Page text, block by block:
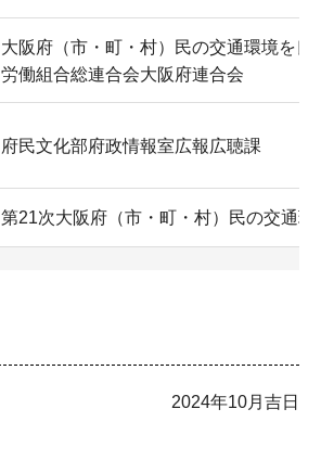
大阪府（市・町・村）民の交通環境を
労働組合総連合会大阪府連合会
府民文化部府政情報室広報広聴課
第21次大阪府（市・町・村）民の交通
2024年10月吉日